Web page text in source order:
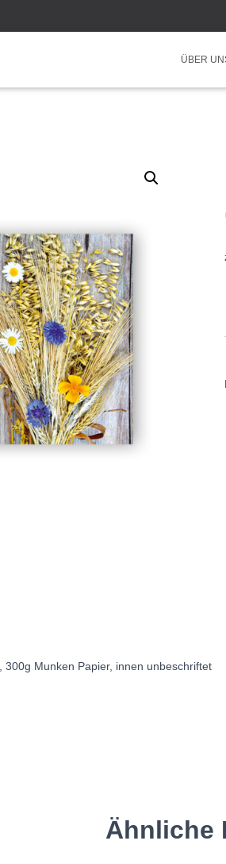
ÜBER
Munken Papier, innen unbeschriftet
Ähnliche